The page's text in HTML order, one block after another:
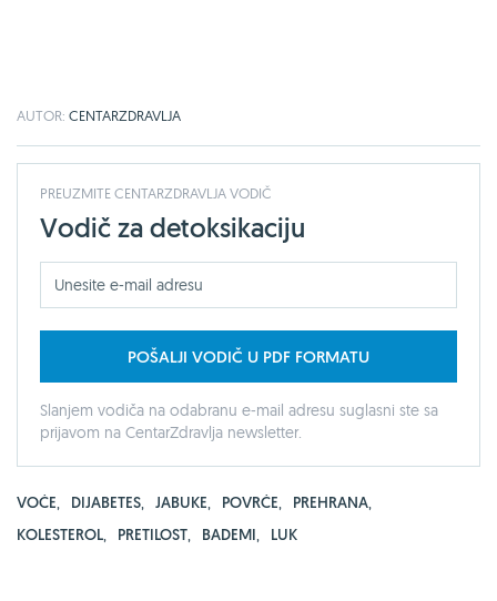
AUTOR: CENTARZDRAVLJA
PREUZMITE CENTARZDRAVLJA VODIČ
Vodič za detoksikaciju
POŠALJI VODIČ U PDF FORMATU
Slanjem vodiča na odabranu e-mail adresu suglasni ste sa
prijavom na CentarZdravlja newsletter.
VOĆE, DIJABETES, JABUKE, POVRĆE, PREHRANA,
KOLESTEROL, PRETILOST, BADEMI, LUK